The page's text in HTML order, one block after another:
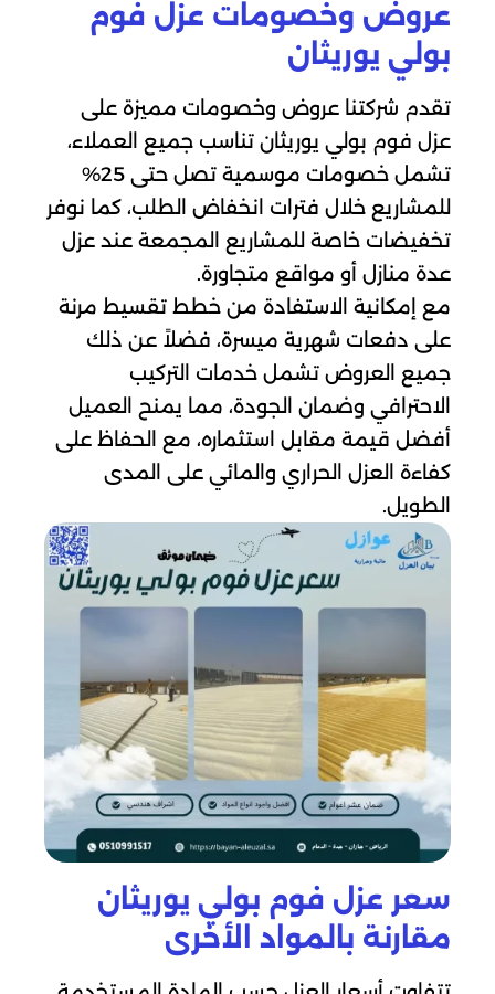
عروض وخصومات عزل فوم
بولي يوريثان
تقدم شركتنا عروض وخصومات مميزة على
عزل فوم بولي يوريثان تناسب جميع العملاء،
تشمل خصومات موسمية تصل حتى 25%
للمشاريع خلال فترات انخفاض الطلب، كما نوفر
تخفيضات خاصة للمشاريع المجمعة عند عزل
عدة منازل أو مواقع متجاورة.
مع إمكانية الاستفادة من خطط تقسيط مرنة
على دفعات شهرية ميسرة، فضلاً عن ذلك
جميع العروض تشمل خدمات التركيب
الاحترافي وضمان الجودة، مما يمنح العميل
أفضل قيمة مقابل استثماره، مع الحفاظ على
كفاءة العزل الحراري والمائي على المدى
الطويل.
سعر عزل فوم بولي يوريثان
مقارنة بالمواد الأخرى